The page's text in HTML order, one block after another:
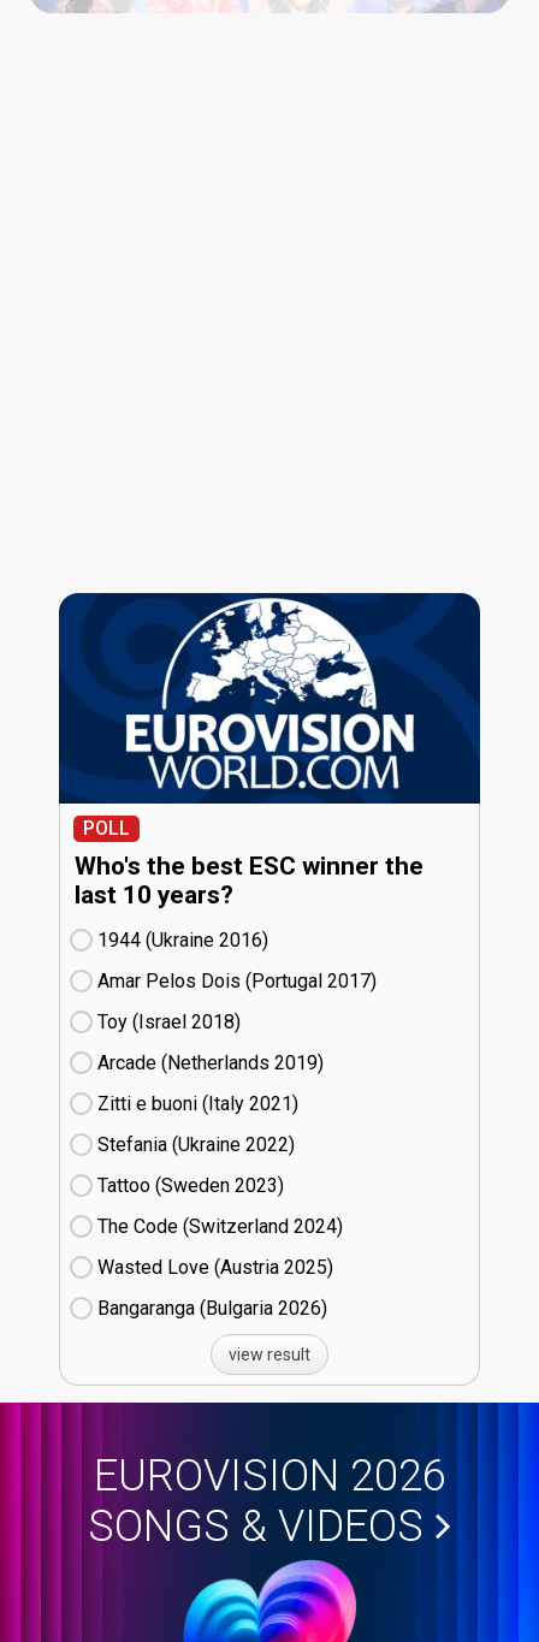
POLL
Who's the best ESC winner the
last 10 years?
1944 (Ukraine
16)
Amar Pelos Dois (Portugal
17)
Toy (Israel
18)
Arcade (Netherlands
19)
Zitti e buoni​ (Italy
21)
Stefania (Ukraine
22)
Tattoo (Sweden
23)
The Code (Switzerland
24)
Wasted Love (Austria
25)
Bangaranga (Bulgaria
26)
view result
EUROVISION 2026
SONGS & VIDEOS